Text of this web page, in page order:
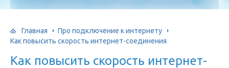
Главная
Про подключение к интернету
Как повысить скорость интернет-соединения
Как повысить скорость интернет-